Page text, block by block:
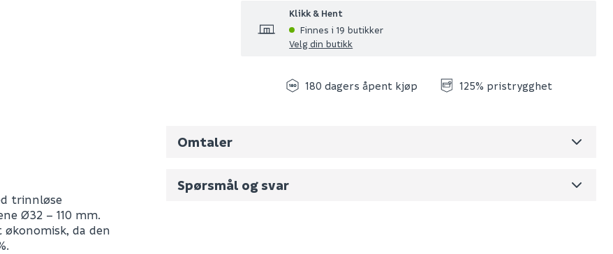
Klikk & Hent
Finnes i 19 butikker
Velg din butikk
180 dagers åpent kjøp 125% pristrygghet
trinnløse
Ø32 – 110 mm.
da den
Omtaler
Spørsmål og svar